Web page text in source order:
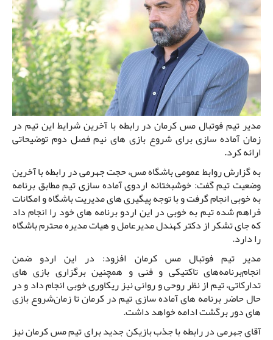
مدیر تیم فوتبال مس کرمان در رابطه با آخرین شرایط این تیم در
زمان آماده سازی برای شروع بازی های نیم فصل دوم توضیحاتی
ارائه کرد.
به گزارش روابط عمومی باشگاه مس، حجت جهرمی در رابطه با آخرین
وضعیت تیم گفت: خوشبختانه اردوی آماده سازی تیم مطابق برنامه
به خوبی انجام گرفت و با توجه پیگیری های مدیریت باشگاه و امکانات
فراهم شده تیم به خوبی در این اردو برنامه های خود را انجام داد
که جای تشکر از دکتر کهندل مدیرعامل و هیات مدیره محترم باشگاه
را دارد.
مدیر تیم فوتبال مس کرمان افزود: در این اردو ضمن
انجام‌برنامه‌های تاکتیکی و فنی و همچنین برگزاری بازی های
تدارکاتی، تیم از نظر روحی و روانی نیز ریکاوری خوبی انجام داد و در
حال حاضر برنامه های آماده سازی تیم در کرمان تا زمان‌شروع بازی
های دور برگشت ادامه خواهد داشت.
آقای جهرمی در رابطه با جذب بازیکن جدید برای تیم مس کرمان نیز